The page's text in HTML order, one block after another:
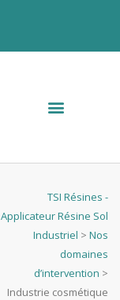
TSI Résines -
Applicateur Résine Sol
Industriel > Nos
domaines
d’intervention >
Industrie cosmétique